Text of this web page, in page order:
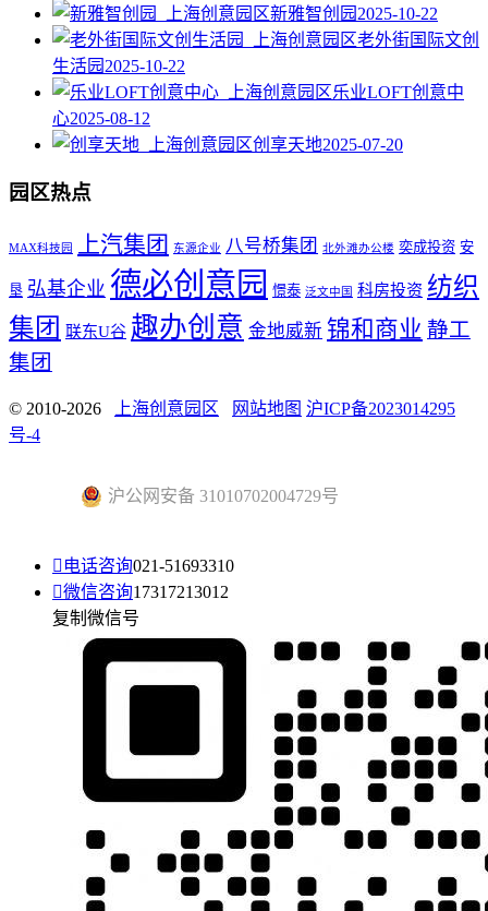
新雅智创园 2025-10-22
老外街国际文创
生活园 2025-10-22
乐业LOFT创意中
心2025-08-12
创享天地2025-07-20
园区热点
MAX科技园 上汽集团 东源企业 八号桥集团 北外滩办公楼 奕成投资 安
垦 弘基企业 德必创意园 憬泰 泛文中国 科房投资 纺织
集团 联东U谷 趣办创意 金地威新 锦和商业 静工
集团
© 2010-2026 上海创意园区 网站地图 沪ICP备2023014295
号-4
沪公网安备 31010702004729号
 电话咨询021-51693310
微信咨询17317213012
复制微信号